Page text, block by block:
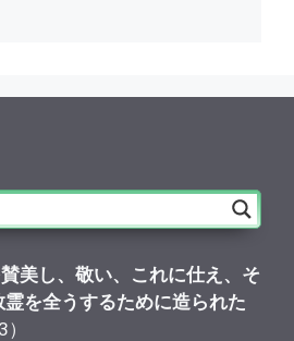
賛美し、敬い、これに仕え、そ
を全うするために造られた